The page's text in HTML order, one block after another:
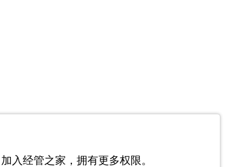
加入经管之家，拥有更多权限。